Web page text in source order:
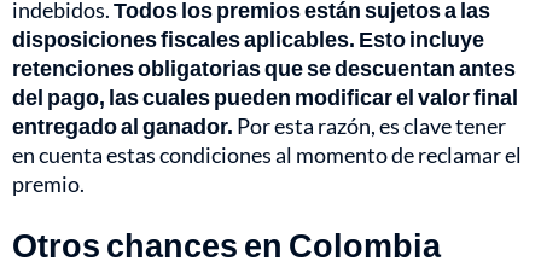
indebidos.Todos los premios están sujetos a las
disposiciones fiscales aplicables. Esto incluye
retenciones obligatorias que se descuentan antes
del pago, las cuales pueden modificar el valor final
entregado al ganador. Por esta razón, es clave tener
en cuenta estas condiciones al momento de reclamar el
premio.
Otros chances en Colombia